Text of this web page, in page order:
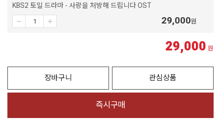
KBS2 토일 드라마 - 사랑을 처방해 드립니다 OST
29,000원
29,000 원
장바구니 관심상품
즉시구매